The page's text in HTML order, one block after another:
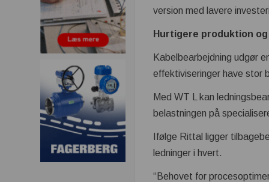
version med lavere
Hurtigere produktion
Kabelbearbejdning udgør
effektiviseringer have stor
Med WT L kan
belastningen på
Ifølge Rittal ligger
ledninger i hvert.
“Behovet for